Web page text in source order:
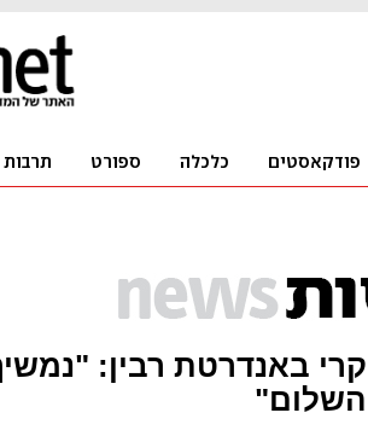
קרי באנדרטת רבין:
השלום"